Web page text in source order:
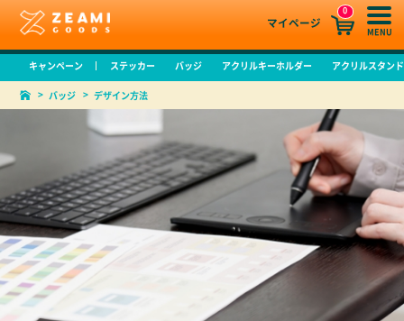
MENU
マイページ
0
キャンペーン ステッカー バッジ アクリルキーホルダー アクリルスタンド
バッジ デザイン方法